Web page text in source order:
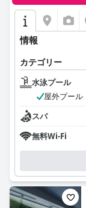
情報
カテゴリー
水泳プール
屋外プール
スパ
無料Wi-Fi